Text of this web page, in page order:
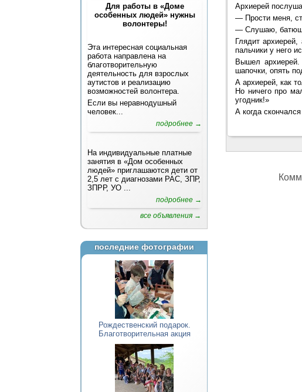
Для работы в «Доме
особенных людей» нужны
волонтеры!
Эта интересная социальная
работа направлена на
благотворительную
деятельность для взрослых
аутистов и реализацию
возможностей волонтера.
Если вы неравнодушный
человек...
подробнее →
На индивидуальные платные
занятия в «Дом особенных
людей» приглашаются дети от
2,5 лет с диагнозами РАС, ЗПР,
ЗПРР, УО ...
подробнее →
все объявления →
последние фотографии
Рождественский подарок.
Благотворительная акция
Архиерей
— Прости меня,
— Слушаю,
Глядит
пальчики у него
Вышел
шапочки, опять
А архиерей, как
Но ничего про
угодник!»
А когда